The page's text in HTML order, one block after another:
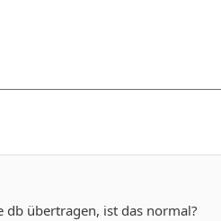
übertragen, ist das normal?